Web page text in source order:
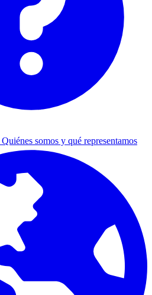
Quiénes somos y qué representamos